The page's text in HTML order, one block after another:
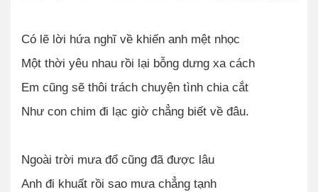
Có lẽ lời hứa nghĩ về khiến anh mệt nhọc
Một thời yêu nhau rồi lại bỗng dưng xa cách
Em cũng sẽ thôi trách chuyện tình chia cắt
Như con chim đi lạc giờ chẳng biết về đâu.
Ngoài trời mưa đổ cũng đã được lâu
Anh đi khuất rồi sao mưa chẳng tạnh